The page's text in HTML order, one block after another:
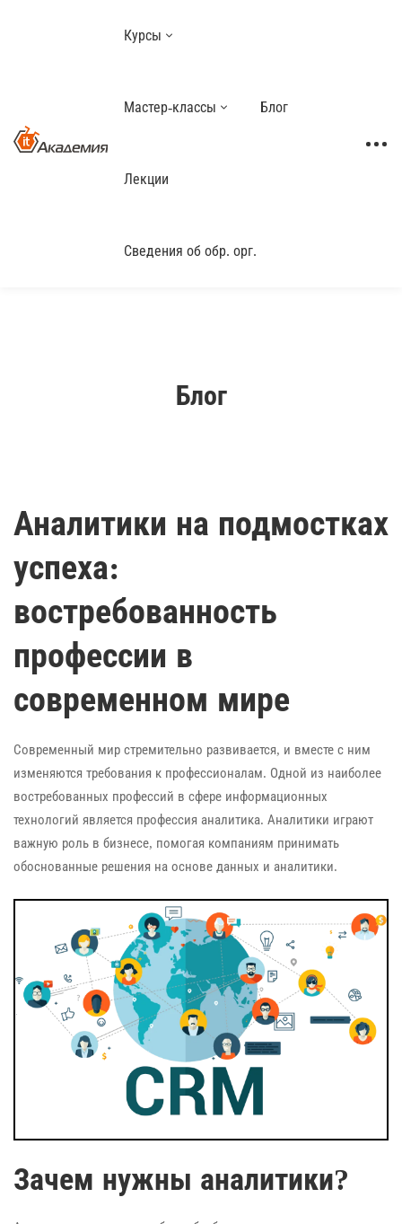
Курсы
Мастер-классы Блог
Лекции
Сведения об обр. орг.
Блог
Аналитики на подмостках
успеха:
востребованность
профессии в
современном мире
Современный мир стремительно развивается, и вместе с ним
изменяются требования к профессионалам. Одной из наиболее
востребованных профессий в сфере информационных
технологий является профессия аналитика. Аналитики играют
важную роль в бизнесе, помогая компаниям принимать
обоснованные решения на основе данных и аналитики.
Зачем нужны аналитики?